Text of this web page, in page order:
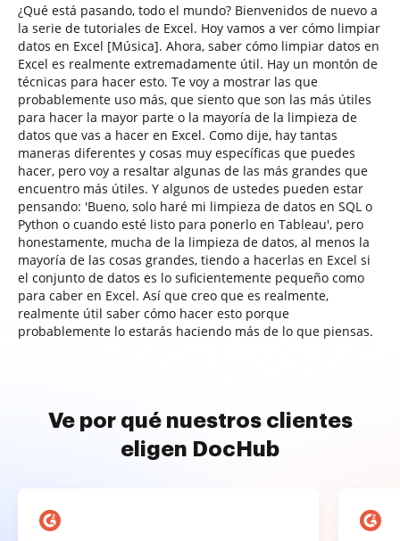
¿Qué está pasando, todo el mundo? Bienvenidos de nuevo a
la serie de tutoriales de Excel. Hoy vamos a ver cómo limpiar
datos en Excel [Música]. Ahora, saber cómo limpiar datos en
Excel es realmente extremadamente útil. Hay un montón de
técnicas para hacer esto. Te voy a mostrar las que
probablemente uso más, que siento que son las más útiles
para hacer la mayor parte o la mayoría de la limpieza de
datos que vas a hacer en Excel. Como dije, hay tantas
maneras diferentes y cosas muy específicas que puedes
hacer, pero voy a resaltar algunas de las más grandes que
encuentro más útiles. Y algunos de ustedes pueden estar
pensando: 'Bueno, solo haré mi limpieza de datos en SQL o
Python o cuando esté listo para ponerlo en Tableau', pero
honestamente, mucha de la limpieza de datos, al menos la
mayoría de las cosas grandes, tiendo a hacerlas en Excel si
el conjunto de datos es lo suficientemente pequeño como
para caber en Excel. Así que creo que es realmente,
realmente útil saber cómo hacer esto porque
probablemente lo estarás haciendo más de lo que piensas.
Ve por qué nuestros clientes
eligen DocHub